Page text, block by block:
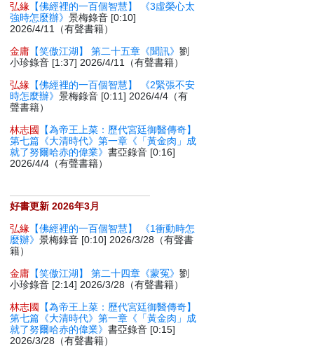
弘緣 【佛經裡的一百個智慧】 《3虛榮心太
強時怎麼辦》景梅錄音 [0:10]
2026/4/11（有聲書籍）
金庸 【笑傲江湖】 第二十五章《聞訊》劉
小珍錄音 [1:37] 2026/4/11（有聲書籍）
弘緣 【佛經裡的一百個智慧】 《2緊張不安
時怎麼辦》景梅錄音 [0:11] 2026/4/4（有
聲書籍）
林志國
【為帝王上菜：歷代宮廷御醫傳奇】
第七篇《大清時代》第一章《「黃金肉」成
就了努爾哈赤的偉業》書亞錄音 [0:16]
2026/4/4（有聲書籍）
好書更新 2026年3月
弘緣 【佛經裡的一百個智慧】 《1衝動時怎
麼辦》景梅錄音 [0:10] 2026/3/28（有聲書
籍）
金庸 【笑傲江湖】 第二十四章《蒙冤》劉
小珍錄音 [2:14] 2026/3/28（有聲書籍）
林志國
【為帝王上菜：歷代宮廷御醫傳奇】
第七篇《大清時代》第一章《「黃金肉」成
就了努爾哈赤的偉業》書亞錄音 [0:15]
2026/3/28（有聲書籍）